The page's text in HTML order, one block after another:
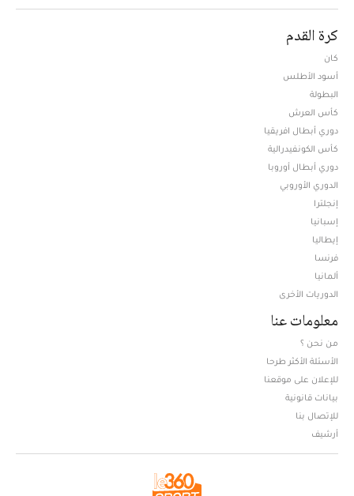
كرة القدم
كان
أسود الأطلس
البطولة
كأس العرش
دوري أبطال افريقيا
كأس الكونفيدرالية
دوري أبطال أوروبا
الدوري الأوروبي
إنجلترا
إسبانيا
إيطاليا
فرنسا
ألمانيا
الدوريات الأخرى
معلومات عنا
من نحن ؟
الأسئلة الأكثر طرحا
للإعلان على موقعنا
بيانات قانونية
للإتصال بنا
أرشيف